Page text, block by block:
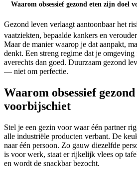
Waarom obsessief gezond eten zijn doel
Gezond leven verlaagt aantoonbaar het
vaatziekten, bepaalde kankers en
Maar de manier waarop je dat aanpakt,
denkt. Een streng regime dat je
averechts dan goed. Duurzaam gezond
— niet om perfectie.
Waarom obsessief
voorbijschiet
Stel je een gezin voor waar één partner
alle industriële producten verbant. De
naar één persoon. Zo gauw diezelfde
is voor werk, staat er rijkelijk vlees op
en wordt de snackbar bezocht.